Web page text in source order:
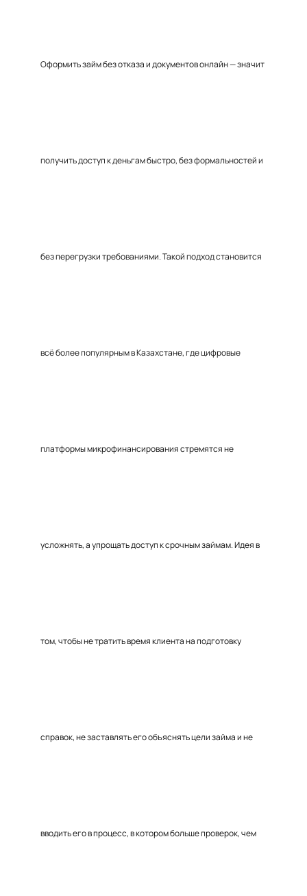
Оформить займ без отказа и документов онлайн — значит
получить доступ к деньгам быстро, без формальностей и
без перегрузки требованиями. Такой подход становится
всё более популярным в Казахстане, где цифровые
платформы микрофинансирования стремятся не
усложнять, а упрощать доступ к срочным займам. Идея в
том, чтобы не тратить время клиента на подготовку
справок, не заставлять его объяснять цели займа и не
вводить его в процесс, в котором больше проверок, чем